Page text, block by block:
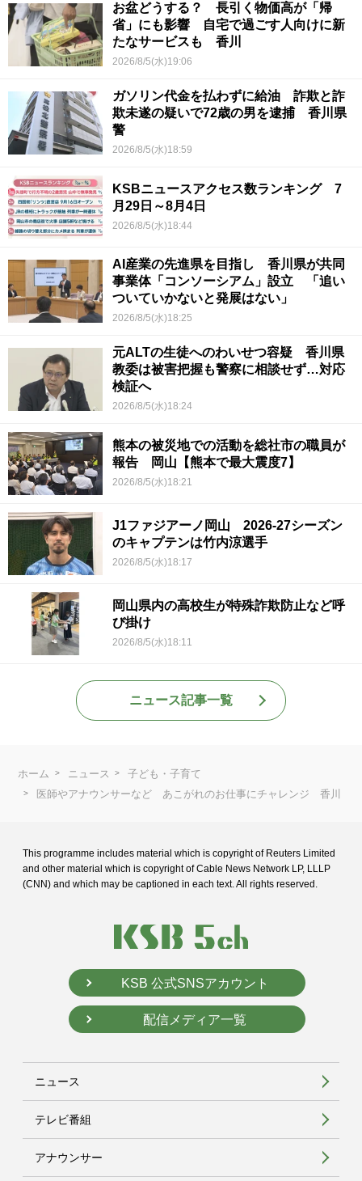
お盆どうする？ 長引く物価高が「帰
省」にも影響 自宅で過ごす人向けに新
たなサービスも 香川
2026/8/5(水)19:06
ガソリン代金を払わずに給油 詐欺と詐
欺未遂の疑いで72歳の男を逮捕 香川県
警
2026/8/5(水)18:59
KSBニュースアクセス数ランキング 7
月29日～8月4日
2026/8/5(水)18:44
AI産業の先進県を目指し 香川県が共同
事業体「コンソーシアム」設立 「追い
ついていかないと発展はない」
2026/8/5(水)18:25
元ALTの生徒へのわいせつ容疑 香川県
教委は被害把握も警察に相談せず…対応
検証へ
2026/8/5(水)18:24
熊本の被災地での活動を総社市の職員が
報告 岡山【熊本で最大震度7】
2026/8/5(水)18:21
J1ファジアーノ岡山 2026-27シーズン
のキャプテンは竹内涼選手
2026/8/5(水)18:17
岡山県内の高校生が特殊詐欺防止など呼
び掛け
2026/8/5(水)18:11
ニュース記事一覧
ホーム ニュース
子ども・子育て
医師やアナウンサーなど あこがれのお仕事にチャレンジ 香川
This programme includes material which is copyright of Reuters Limited
and other material which is copyright of Cable News Network LP, LLLP
(CNN) and which may be captioned in each text. All rights reserved.
KSB 公式SNSアカウント
配信メディア一覧
ニュース
テレビ番組
アナウンサー